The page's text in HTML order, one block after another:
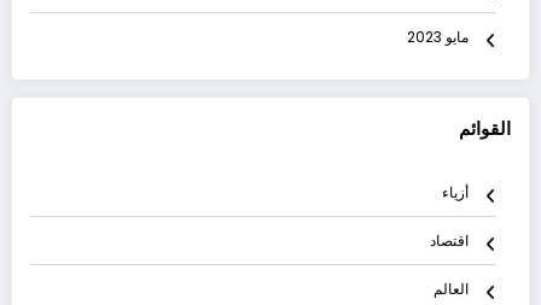
مايو 2023
القوائم
أزياء
اقتصاد
العالم